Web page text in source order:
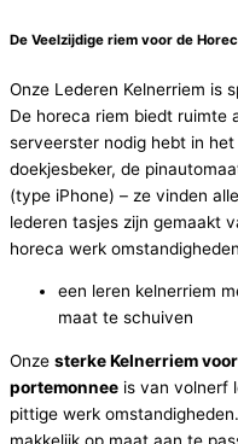
De Veelzijdige riem voor de
Onze Lederen Kelnerriem is
De horeca riem biedt ruimte
serveerster nodig hebt in
doekjesbeker, de
(type iPhone) – ze vinden
lederen tasjes zijn gemaakt
horeca werk
een leren kelnerriem
maat te schuiven
Onze sterke Kelnerriem
portemonnee is van volnerf
pittige werk